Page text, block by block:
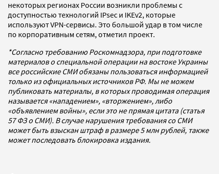
некоторых регионах России возникли проблемы с
доступностью технологий IPsec и IKEv2, которые
используют VPN-сервисы. Это большой удар в том числе
по корпоративным сетям, отметил проект.
*Согласно требованию Роскомнадзора, при подготовке
материалов о специальной операции на востоке Украины
все российские СМИ обязаны пользоваться информацией
только из официальных источников РФ. Мы не можем
публиковать материалы, в которых проводимая операция
называется «нападением», «вторжением», либо
«объявлением войны», если это не прямая цитата (статья
57 ФЗ о СМИ). В случае нарушения требования со СМИ
может быть взыскан штраф в размере 5 млн рублей, также
может последовать блокировка издания.